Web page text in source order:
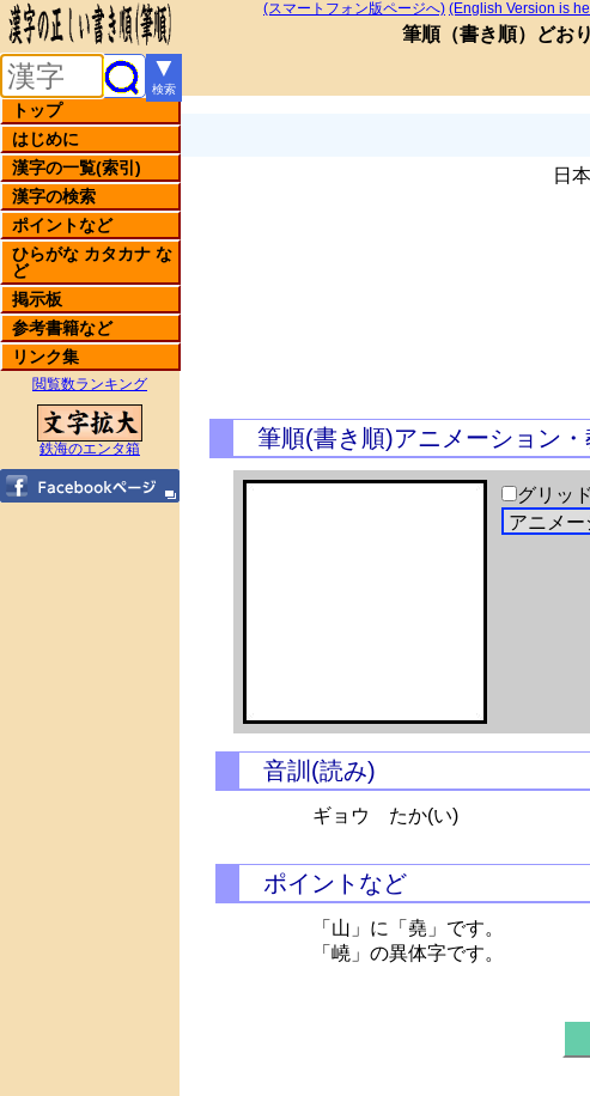
(スマートフォン版ページへ) (English Version is
筆順（書き順）どお
▼
検索
トップ
はじめに
漢字の一覧(索引)
漢字の検索
ポイントなど
ひらがな カタカナ な
ど
掲示板
参考書籍など
リンク集
閲覧数ランキング
鉄海のエンタ箱
日
筆順(書き順)アニメーション
グリッド
音訓(読み)
ギョウ たか(い)
ポイントなど
「山」に「堯」です。
「嶢」の異体字です。